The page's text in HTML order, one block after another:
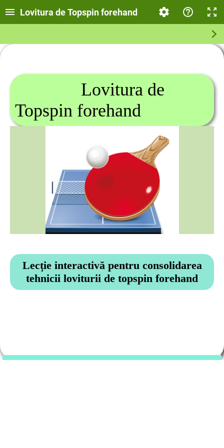
Lovitura de Topspin forehand
Lovitura de
Topspin forehand
Lecție interactivă pentru consolidarea
tehnicii loviturii de topspin forehand